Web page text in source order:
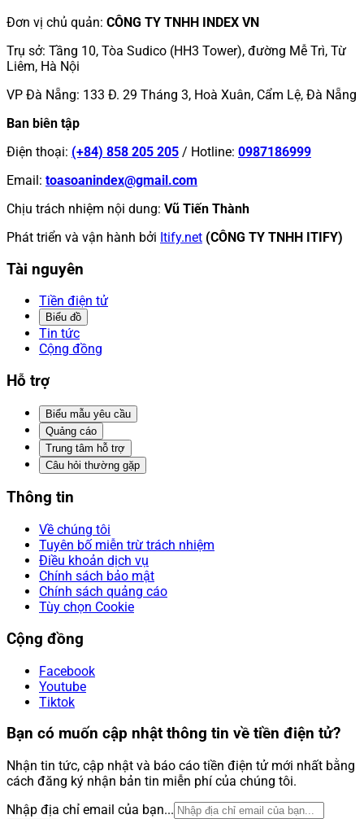
Đơn vị chủ quản: CÔNG TY TNHH INDEX VN
Trụ sở: Tầng 10, Tòa Sudico (HH3 Tower), đường Mễ Trì, Từ
Liêm, Hà Nội
VP Đà Nẵng: 133 Đ. 29 Tháng 3, Hoà Xuân, Cẩm Lệ, Đà Nẵng
Ban biên tập
Điện thoại: (+84) 858 205 205 / Hotline: 0987186999
Email: toasoanindex@gmail.com
Chịu trách nhiệm nội dung: Vũ Tiến Thành
Phát triển và vận hành bởi Itify.net (CÔNG TY TNHH ITIFY)
Tài nguyên
Tiền điện tử
Biểu đồ
Tin tức
Cộng đồng
Hỗ trợ
Biểu mẫu yêu cầu
Quảng cáo
Trung tâm hỗ trợ
Câu hỏi thường gặp
Thông tin
Về chúng tôi
Tuyên bố miễn trừ trách nhiệm
Điều khoản dịch vụ
Chính sách bảo mật
Chính sách quảng cáo
Tùy chọn Cookie
Cộng đồng
Facebook
Youtube
Tiktok
Bạn có muốn cập nhật thông tin về tiền điện tử?
Nhận tin tức, cập nhật và báo cáo tiền điện tử mới nhất bằng
cách đăng ký nhận bản tin miễn phí của chúng tôi.
Nhập địa chỉ email của bạn...